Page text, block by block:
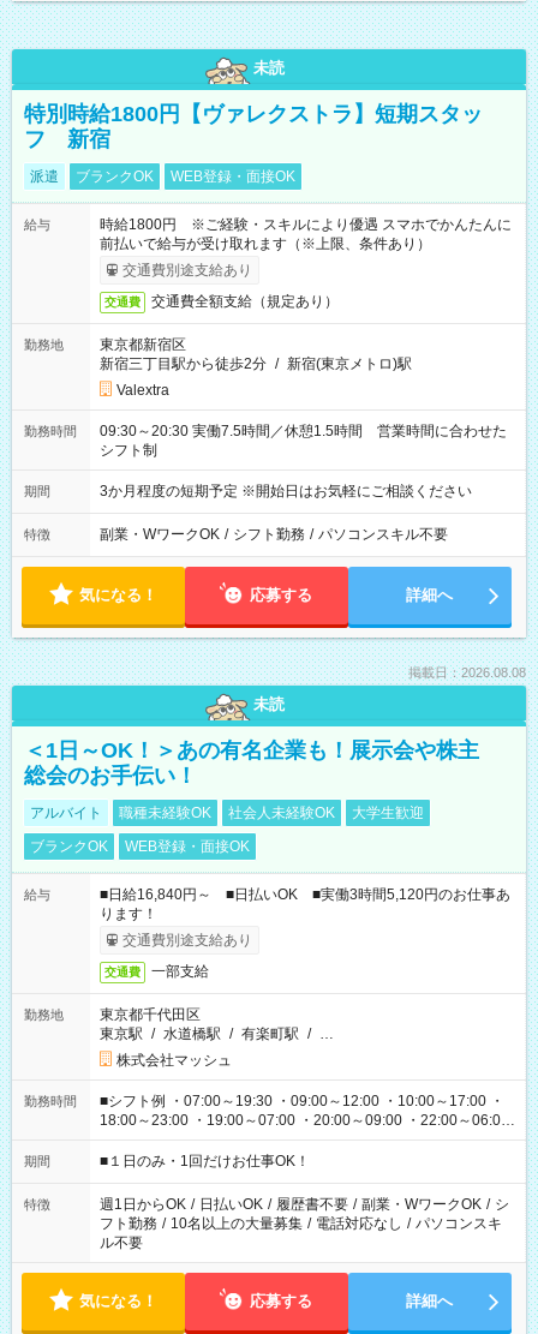
未読
特別時給1800円【ヴァレクストラ】短期スタッ
フ 新宿
派遣 ブランクOK WEB登録・面接OK
給与
時給1800円 ※ご経験・スキルにより優遇 スマホでかんたんに
前払いで給与が受け取れます（※上限、条件あり）
交通費別途支給あり
交通費 交通費全額支給（規定あり）
勤務地
東京都新宿区
新宿三丁目駅から徒歩2分 / 新宿(東京メトロ)駅
Valextra
勤務時間
09:30～20:30 実働7.5時間／休憩1.5時間 営業時間に合わせた
シフト制
期間 3か月程度の短期予定 ※開始日はお気軽にご相談ください
特徴 副業・WワークOK / シフト勤務 / パソコンスキル不要
気になる！ 応募する 詳細へ
掲載日：2026.08.08
未読
＜1日～OK！＞あの有名企業も！展示会や株主
総会のお手伝い！
アルバイト 職種未経験OK 社会人未経験OK
大学生歓迎
ブランクOK
WEB登録・面接OK
給与
■日給16,840円～ ■日払いOK ■実働3時間5,120円のお仕事あ
ります！
交通費別途支給あり
交通費 一部支給
勤務地
東京都千代田区
東京駅 / 水道橋駅 / 有楽町駅 / …
株式会社マッシュ
勤務時間
■シフト例 ・07:00～19:30 ・09:00～12:00 ・10:00～17:00 ・
18:00～23:00 ・19:00～07:00 ・20:00～09:00 ・22:00～06:00
etc ★最短で3時間で5,120円のお仕事から 15時間で2万円近く稼
げるお仕事も！ ご希望のお時間に合わせてご紹介！ ※シフトは
ください！
期間 ■１日のみ・1回だけお仕事OK！
特徴 週1日からOK / 日払いOK / 履歴書不要 / 副業・WワークOK / シ
フト勤務 / 10名以上の大量募集 / 電話対応なし / パソコンスキ
ル不要
気になる！ 応募する 詳細へ